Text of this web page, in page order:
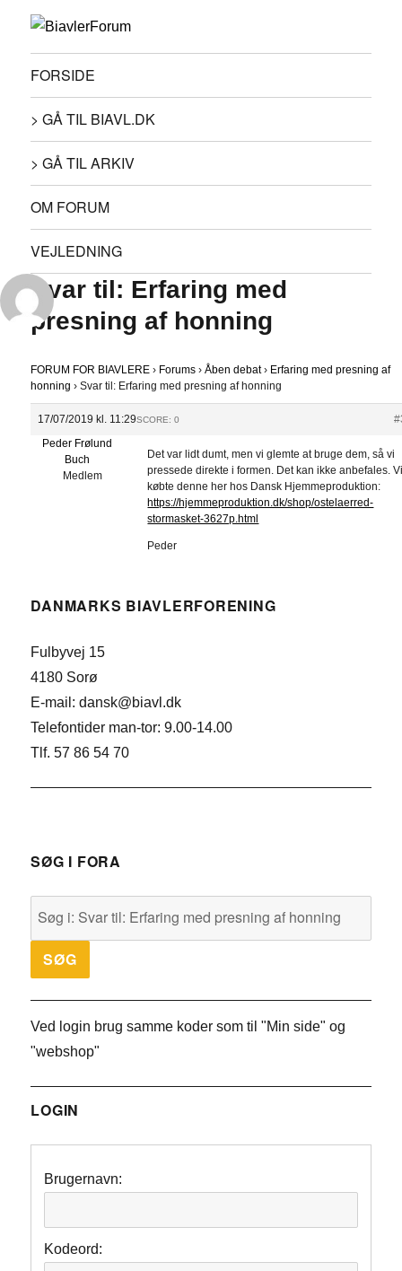
FORSIDE
> GÅ TIL BIAVL.DK
> GÅ TIL ARKIV
OM FORUM
VEJLEDNING
Svar til: Erfaring med
presning af honning
FORUM FOR BIAVLERE › Forums › Åben debat › Erfaring med presning af
honning › Svar til: Erfaring med presning af honning
17/07/2019 kl. 11:29SCORE: 0
Peder Frølund
Buch
Medlem
Det var lidt dumt, men vi glemte at bruge dem, så vi
pressede direkte i formen. Det kan ikke anbefales.
købte denne her hos Dansk Hjemmeproduktion:
https://hjemmeproduktion.dk/shop/ostelaerred-
stormasket-3627p.html
Peder
DANMARKS BIAVLERFORENING
Fulbyvej 15
4180 Sorø
E-mail: dansk@biavl.dk
Telefontider man-tor: 9.00-14.00
Tlf. 57 86 54 70
SØG I FORA
Ved login brug samme koder som til "Min side" og
"webshop"
LOGIN
Brugernavn:
Kodeord: